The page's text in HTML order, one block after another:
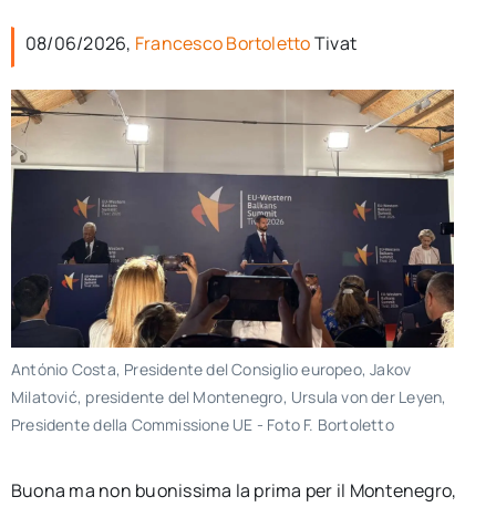
Ita
08/06/2026, Francesco BortolettoTivat
António Costa, Presidente del Consiglio europeo, Jakov
Milatović, presidente del Montenegro, Ursula von der Leyen,
Presidente della Commissione UE - Foto F. Bortoletto
Buona ma non buonissima la prima per il Montenegro,